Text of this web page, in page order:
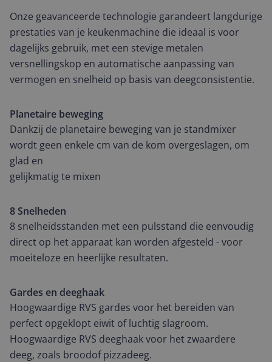
Onze geavanceerde technologie garandeert langdurige
prestaties van je keukenmachine die ideaal is voor
dagelijks gebruik, met een stevige metalen
versnellingskop en automatische aanpassing van
vermogen en snelheid op basis van deegconsistentie.
Planetaire beweging
Dankzij de planetaire beweging van je standmixer
wordt geen enkele cm van de kom overgeslagen, om
glad en
gelijkmatig te mixen
8 Snelheden
8 snelheidsstanden met een pulsstand die eenvoudig
direct op het apparaat kan worden afgesteld - voor
moeiteloze en heerlijke resultaten.
Gardes en deeghaak
Hoogwaardige RVS gardes voor het bereiden van
perfect opgeklopt eiwit of luchtig slagroom.
Hoogwaardige RVS deeghaak voor het zwaardere
deeg, zoals broodof pizzadeeg.